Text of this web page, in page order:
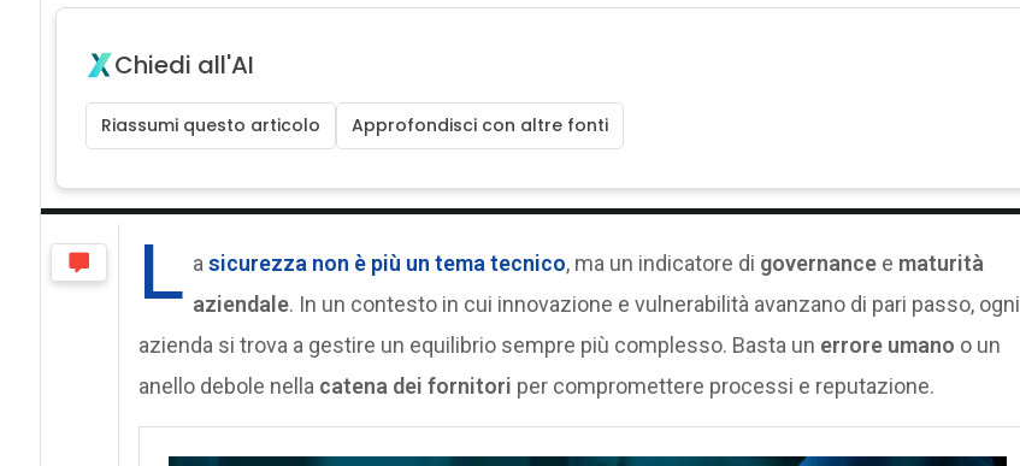
Chiedi all'AI
Riassumi questo articolo Approfondisci con altre fonti
L a sicurezza non è più un tema tecnico, ma un indicatore di governancee maturità
aziendale. In un contesto in cui innovazione e vulnerabilità avanzano di pari passo, ogni
azienda si trova a gestire un equilibrio sempre più complesso. Basta un errore umano o un
anello debole nella catena dei fornitori per compromettere processi e reputazione.